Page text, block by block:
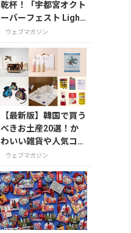
乾杯！「宇都宮オクト
ーバーフェスト Light
2026」が8月7日から
ウェブマガジン
【最新版】韓国で買う
べきお土産20選！か
わいい雑貨や人気コス
メを紹介
ウェブマガジン